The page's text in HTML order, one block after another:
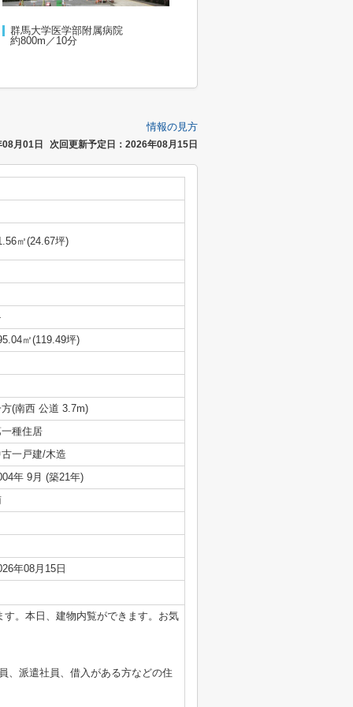
群馬大学医学部附属病院
約800m／10分
情報の見方
月01日 次回更新予定日：2026年08月15日
㎡(24.67坪)
㎡(119.49坪)
(南西 公道 3.7m)
種住居
一戸建/木造
年 9月 (築21年)
年08月15日
。本日、建物内覧ができます。お気
、派遣社員、借入がある方などの住